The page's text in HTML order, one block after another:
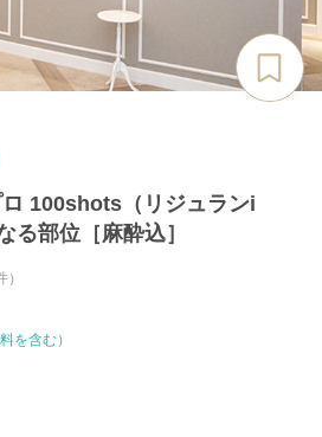
ロ 100shots（リジュランi
る部位［麻酔込］
）
を含む）